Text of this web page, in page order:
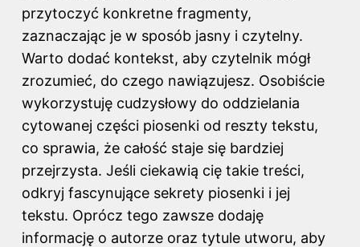
przytoczyć konkretne fragmenty,
zaznaczając je w sposób jasny i czytelny.
Warto dodać kontekst, aby czytelnik mógł
zrozumieć, do czego nawiązujesz. Osobiście
wykorzystuję cudzysłowy do oddzielania
cytowanej części piosenki od reszty tekstu,
co sprawia, że całość staje się bardziej
przejrzysta. Jeśli ciekawią cię takie treści,
odkryj fascynujące sekrety piosenki i jej
tekstu. Oprócz tego zawsze dodaję
informację o autorze oraz tytule utworu, aby